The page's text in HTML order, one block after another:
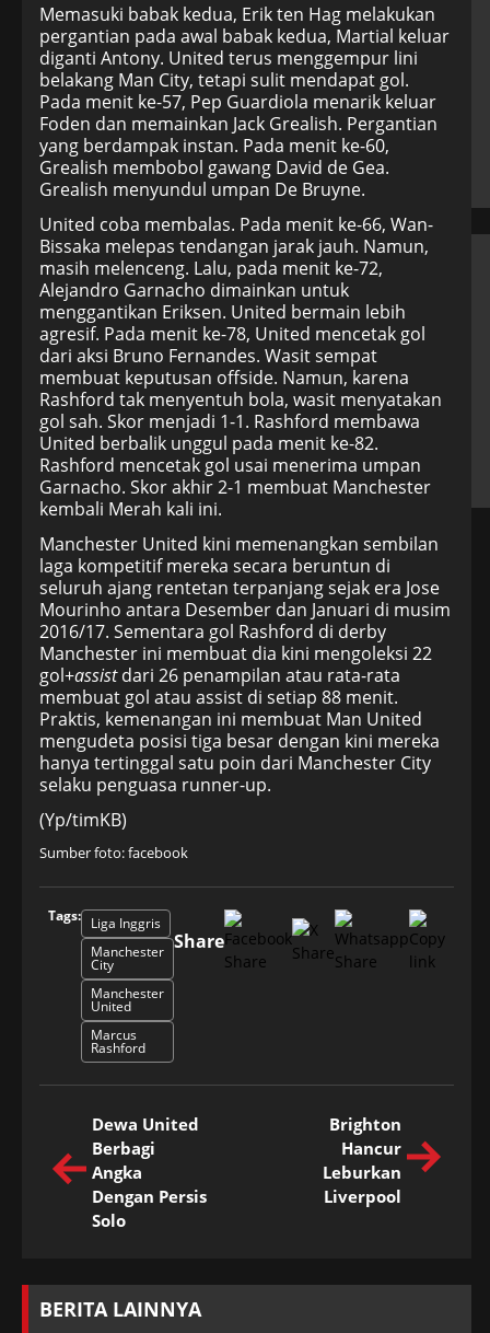
Memasuki babak kedua, Erik ten Hag melakukan
pergantian pada awal babak kedua, Martial keluar
diganti Antony. United terus menggempur lini
belakang Man City, tetapi sulit mendapat gol.
Pada menit ke-57, Pep Guardiola menarik keluar
Foden dan memainkan Jack Grealish. Pergantian
yang berdampak instan. Pada menit ke-60,
Grealish membobol gawang David de Gea.
Grealish menyundul umpan De Bruyne.
United coba membalas. Pada menit ke-66, Wan-
Bissaka melepas tendangan jarak jauh. Namun,
masih melenceng. Lalu, pada menit ke-72,
Alejandro Garnacho dimainkan untuk
menggantikan Eriksen. United bermain lebih
agresif. Pada menit ke-78, United mencetak gol
dari aksi Bruno Fernandes. Wasit sempat
membuat keputusan offside. Namun, karena
Rashford tak menyentuh bola, wasit menyatakan
gol sah. Skor menjadi 1-1. Rashford membawa
United berbalik unggul pada menit ke-82.
Rashford mencetak gol usai menerima umpan
Garnacho. Skor akhir 2-1 membuat Manchester
kembali Merah kali ini.
Manchester United kini memenangkan sembilan
laga kompetitif mereka secara beruntun di
seluruh ajang rentetan terpanjang sejak era Jose
Mourinho antara Desember dan Januari di musim
2016/17. Sementara gol Rashford di derby
Manchester ini membuat dia kini mengoleksi 22
gol+assistdari 26 penampilan atau rata-rata
membuat gol atau assist di setiap 88 menit.
Praktis, kemenangan ini membuat Man United
mengudeta posisi tiga besar dengan kini mereka
hanya tertinggal satu poin dari Manchester City
selaku penguasa runner-up.
(Yp/timKB)
Sumber foto: facebook
Tags: Liga Inggris
Manchester
City
Manchester
United
Marcus
Rashford
Share
Dewa United
Berbagi
Angka
Dengan Persis
Solo
Brighton
Hancur
Leburkan
Liverpool
BERITA LAINNYA